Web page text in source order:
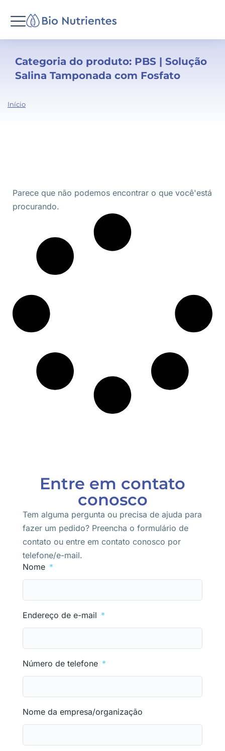
Categoria do produto: PBS | Solução
Salina Tamponada com Fosfato
Você
Início
Parece que não podemos encontrar o que você'está
procurando.
Entre em contato
conosco
Tem alguma pergunta ou precisa de ajuda para
fazer um pedido? Preencha o formulário de
contato ou entre em contato conosco por
telefone/e-mail.
Nome
Endereço de e-mail
Número de telefone
Nome da empresa/organização